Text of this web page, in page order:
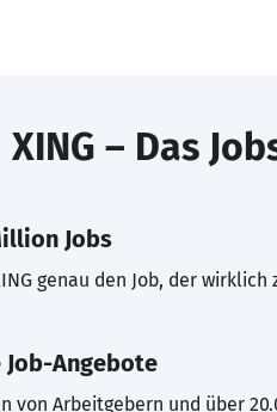
XING – Das
Jobs
genau den Job, der wirklich
Angebote
von Arbeitgebern und über